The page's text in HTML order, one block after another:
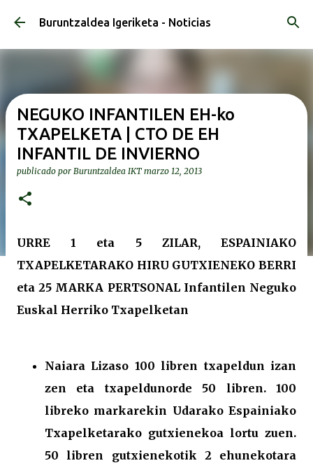
Ir al contenido principal
Buruntzaldea Igeriketa - Noticias
NEGUKO INFANTILEN EH-ko
TXAPELKETA | CTO DE EH
INFANTIL DE INVIERNO
publicado por Buruntzaldea IKT marzo 12, 2013
URRE 1 eta 5 ZILAR, ESPAINIAKO
TXAPELKETARAKO HIRU GUTXIENEKO BERRI
eta 25 MARKA PERTSONAL Infantilen Neguko
Euskal Herriko Txapelketan
Naiara Lizaso 100 libren txapeldun izan
zen eta txapeldunorde 50 libren. 100
libreko markarekin Udarako Espainiako
Txapelketarako gutxienekoa lortu zuen.
50 libren gutxienekotik 2 ehunekotara